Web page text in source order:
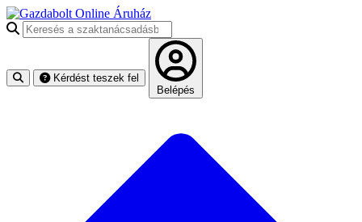
Keresés a szaktanácsadásban
Kérdést teszek fel
Belépés